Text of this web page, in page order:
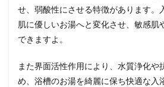
せ、弱酸性にさせる特徴があります。
肌に優しいお湯へと変化させ、敏感肌
できますよ。
また界面活性作用により、水質浄化や
め、浴槽のお湯を綺麗に保ち快適な入